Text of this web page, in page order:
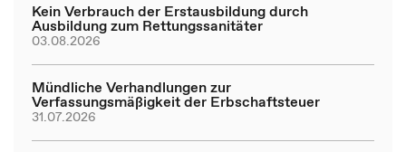
Kein Verbrauch der Erstausbildung durch
Ausbildung zum Rettungssanitäter
03.08.2026
Mündliche Verhandlungen zur
Verfassungsmäßigkeit der Erbschaftsteuer
31.07.2026